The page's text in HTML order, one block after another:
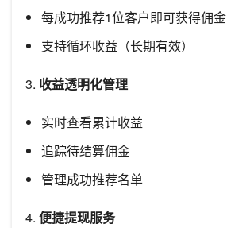
每成功推荐1位客户即可获得佣金
支持循环收益（长期有效）
3. 收益透明化管理
实时查看累计收益
追踪待结算佣金
管理成功推荐名单
4. 便捷提现服务